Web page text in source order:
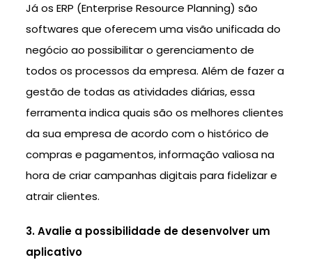
Já os ERP (Enterprise Resource Planning) são
softwares que oferecem uma visão unificada do
negócio ao possibilitar o gerenciamento de
todos os processos da empresa. Além de fazer a
gestão de todas as atividades diárias, essa
ferramenta indica quais são os melhores clientes
da sua empresa de acordo com o histórico de
compras e pagamentos, informação valiosa na
hora de criar campanhas digitais para fidelizar e
atrair clientes.
3. Avalie a possibilidade de desenvolver um
aplicativo